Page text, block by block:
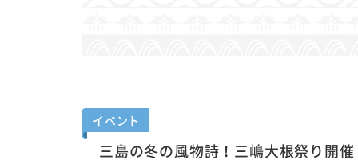
イベント
三島の冬の風物詩！三嶋大根祭り開